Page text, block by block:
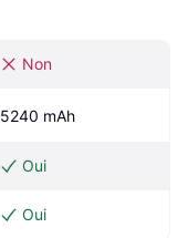
Non
5240 mAh
Oui
Oui